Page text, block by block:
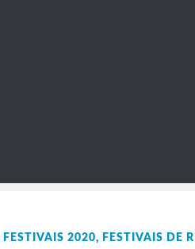
FESTIVAIS 2020, FESTIVAIS DE